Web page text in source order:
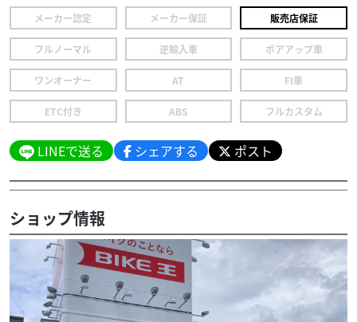
メーカー認定 メーカー保証 販売店保証
フルノーマル 逆輸入車 ボアアップ車
ワンオーナー AT FI車
ETC付き ABS フルカスタム
LINEで送る シェアする ポスト
ショップ情報